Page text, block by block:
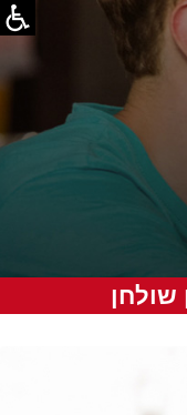
שולחן